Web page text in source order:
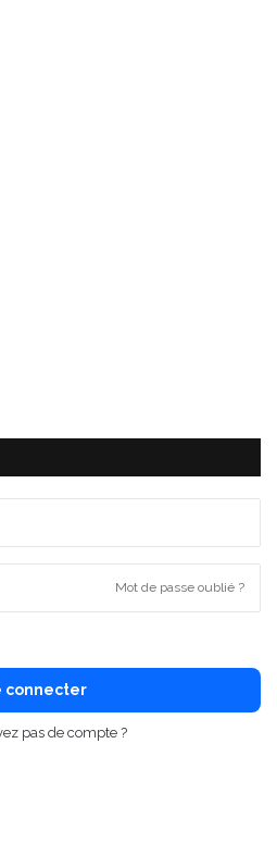
Mot de passe oublié ?
connecter
pas de compte ?